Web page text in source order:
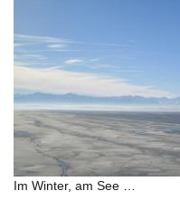
Im Winter, am See …